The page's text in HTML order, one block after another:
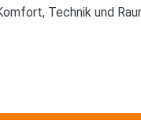
Technik und